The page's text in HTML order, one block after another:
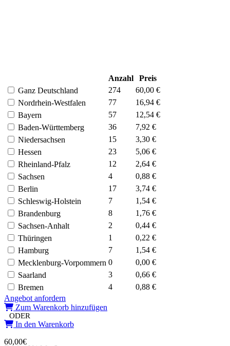
Anzahl
Preis
Ganz Deutschland
274
60,00 €
Nordrhein-Westfalen
77
16,94 €
Bayern
57
12,54 €
Baden-Württemberg
36
7,92 €
Niedersachsen
15
3,30 €
Hessen
23
5,06 €
Rheinland-Pfalz
12
2,64 €
Sachsen
4
0,88 €
Berlin
17
3,74 €
Schleswig-Holstein
7
1,54 €
Brandenburg
8
1,76 €
Sachsen-Anhalt
2
0,44 €
Thüringen
1
0,22 €
Hamburg
7
1,54 €
Mecklenburg-Vorpommern 0
0,00 €
Saarland
3
0,66 €
Bremen
4
0,88 €
Angebot anfordern
Zum Warenkorb hinzufügen
ODER
In den Warenkorb
60,00€